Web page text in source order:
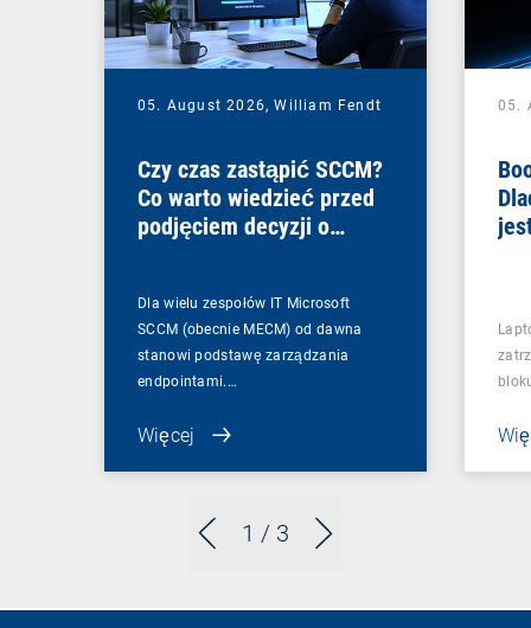
1 / 3
05. August 2026,William Fendt
Czy czas zastąpić SCCM?
Co warto wiedzieć przed
podjęciem decyzji o
Dla wielu zespołów IT Microsoft
SCCM (obecnie MECM) od dawna
stanowi podstawę zarządzania
endpointami.…
Więcej
05.